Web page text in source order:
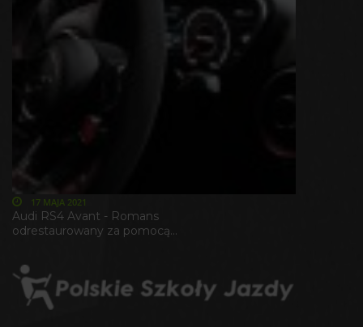
Audi RS4 Avant - Romans
odrestaurowany za pomocą...
17 MAJA 2021